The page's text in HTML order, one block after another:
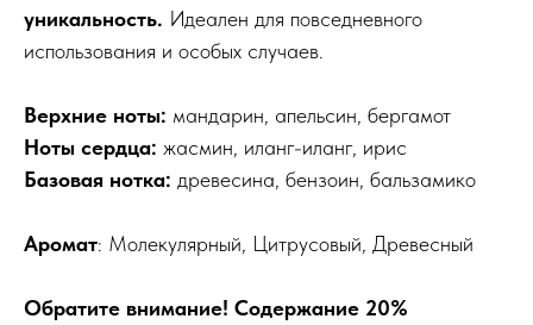
уникальность. Идеален для повседневного
использования и особых случаев.
Верхние ноты: мандарин, апельсин, бергамот
Ноты сердца: жасмин, иланг-иланг, ирис
Базовая нотка: древесина, бензоин, бальзамико
Аромат: Молекулярный, Цитрусовый, Древесный
Обратите внимание! Содержание 20%